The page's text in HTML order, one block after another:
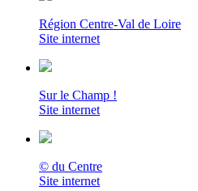
Région Centre-Val de Loire
Site internet
Sur le Champ !
Site internet
© du Centre
Site internet